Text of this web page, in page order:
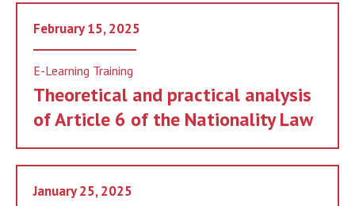
February 15, 2025
E-Learning Training
Theoretical and practical analysis
of Article 6 of the Nationality Law
January 25, 2025